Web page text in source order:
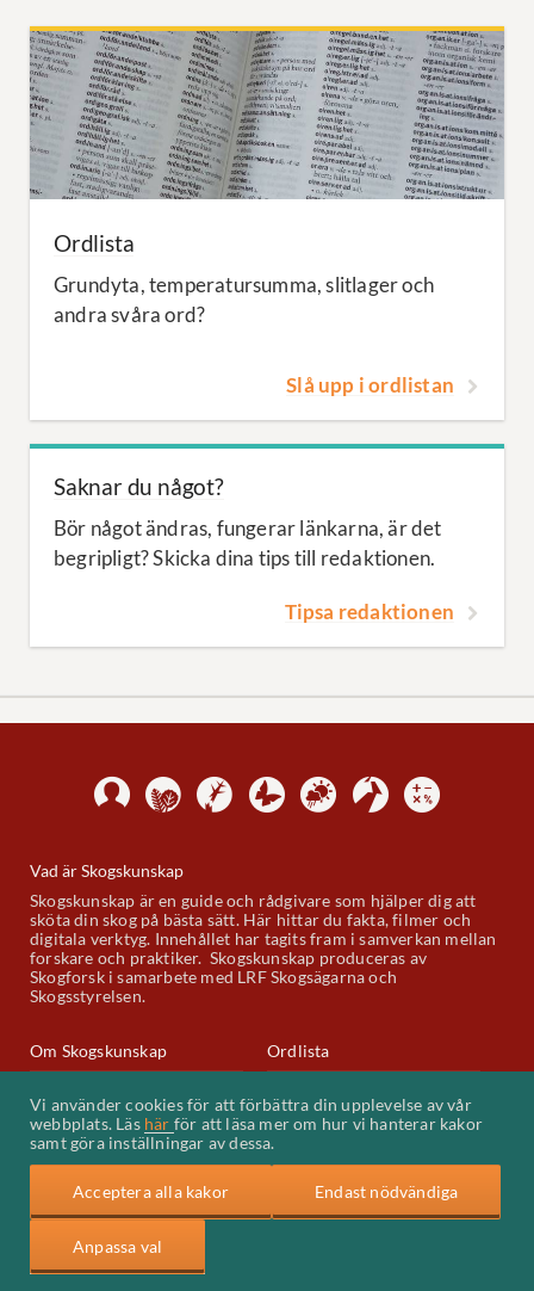
Ordlista
Grundyta, temperatursumma, slitlager och
andra svåra ord?
Slå upp i ordlistan
Saknar du något?
Bör något ändras, fungerar länkarna, är det
begripligt? Skicka dina tips till redaktionen.
Tipsa redaktionen
Vad är Skogskunskap
Skogskunskap är en guide och rådgivare som hjälper dig att
sköta din skog på bästa sätt. Här hittar du fakta, filmer och
digitala verktyg. Innehållet har tagits fram i samverkan mellan
forskare och praktiker. Skogskunskap produceras av
Skogforsk i samarbete med LRF Skogsägarna och
Skogsstyrelsen.
Om Skogskunskap Ordlista
Kakor (cookies)
Skogforsk LRF Skogsägarna
Vi använder cookies för att förbättra din upplevelse av vår
webbplats. Läs här för att läsa mer om hur vi hanterar kakor
samt göra inställningar av dessa.
Acceptera alla kakor Endast nödvändiga
Anpassa val